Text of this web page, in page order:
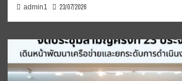
admin1 23/07/2026